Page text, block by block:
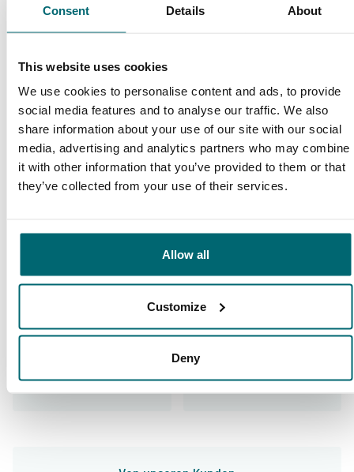
Consent Details About
This website uses cookies
We use cookies to personalise content and ads, to provide
social media features and to analyse our traffic. We also
share information about your use of our site with our social
media, advertising and analytics partners who may combine
it with other information that you’ve provided to them or that
they’ve collected from your use of their services.
Allow all
Customize
Deny
Carp Specialist
35051 Anglerhaben uns bereits bewertet
9,7 9,2
9,4
Unser Angebot
9,3
Betreuung